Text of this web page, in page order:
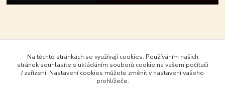
Na těchto stránkách se využívají cookies. Používáním našich
stránek souhlasíte s ukládáním souborů cookie na vašem počítači
/ zařízení. Nastavení cookies můžete změnit v nastavení vašeho
prohlížeče.